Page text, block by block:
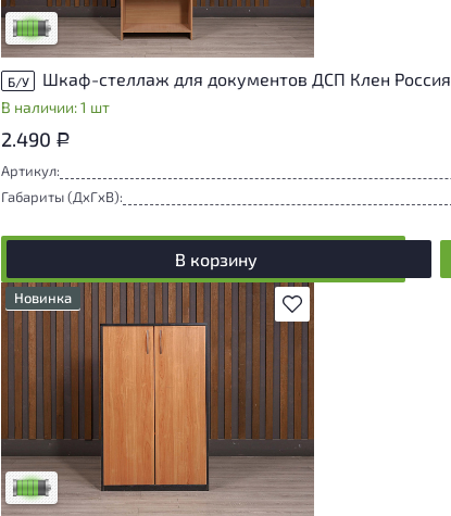
Низкая степень износа
Б/У Шкаф-стеллаж для документов ДСП Клен Россия
В наличии: 1 шт
2.490 Р
Артикул:
Габариты (ДxГxВ):
В корзину
В избранное
Новинка
У товара присутствуют незначительные
следы эксплуатации, не влияющие на
удобство его использования
Низкая степень износа